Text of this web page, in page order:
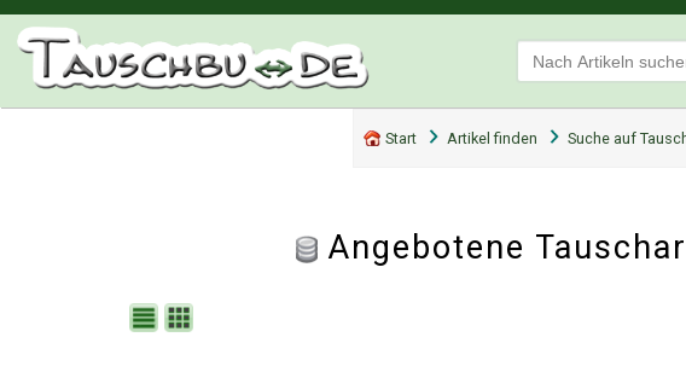
Start Artikel finden Suche auf
Angebotene